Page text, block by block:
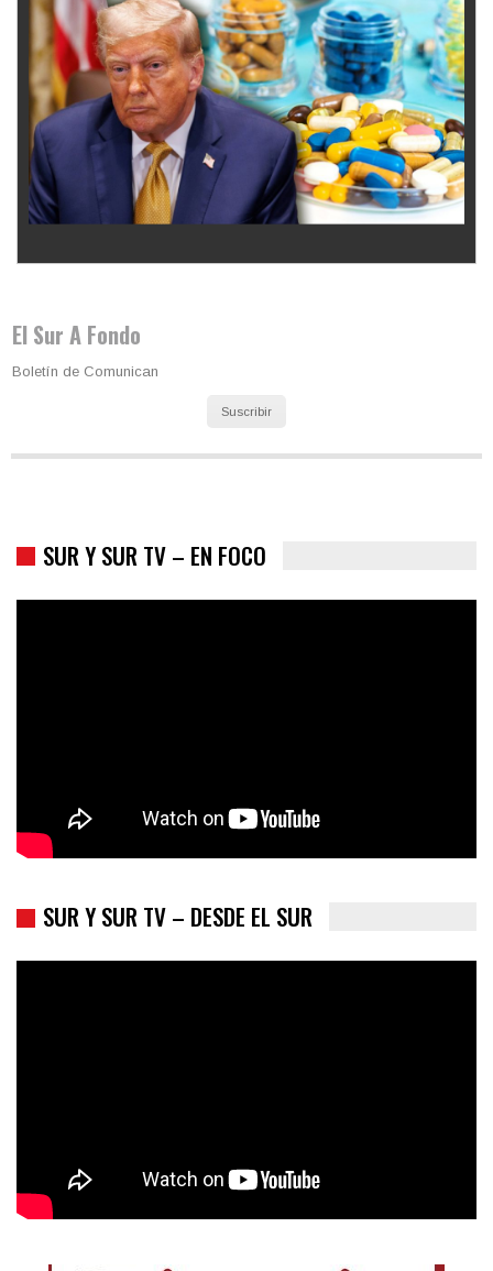
Los latinos le van dando la espalda a Trump
El Sur A Fondo
Boletín de Comunican
Suscribir
SUR Y SUR TV – EN FOCO
SUR Y SUR TV – DESDE EL SUR